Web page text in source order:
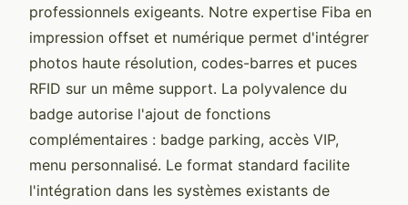
professionnels exigeants. Notre expertise Fiba en
impression offset et numérique permet d'intégrer
photos haute résolution, codes-barres et puces
RFID sur un même support. La polyvalence du
badge autorise l'ajout de fonctions
complémentaires : badge parking, accès VIP,
menu personnalisé. Le format standard facilite
l'intégration dans les systèmes existants de